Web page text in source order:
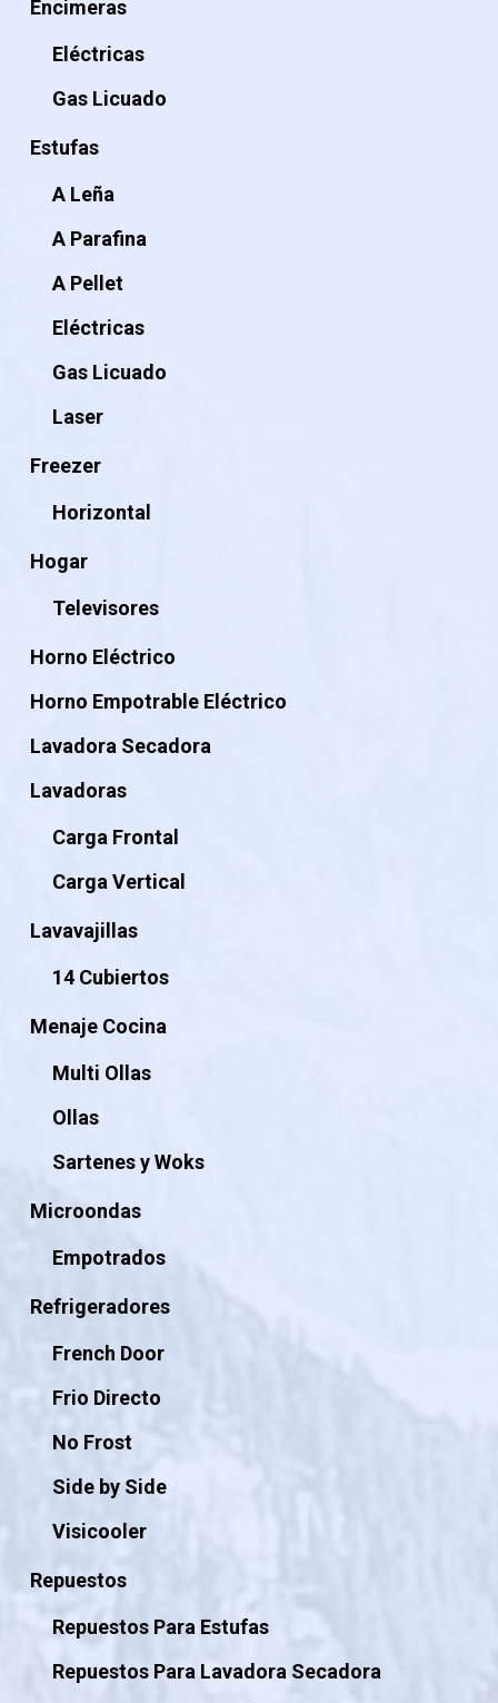
Encimeras
Eléctricas
Gas Licuado
Estufas
A Leña
A Parafina
A Pellet
Eléctricas
Gas Licuado
Laser
Freezer
Horizontal
Hogar
Televisores
Horno Eléctrico
Horno Empotrable Eléctrico
Lavadora Secadora
Lavadoras
Carga Frontal
Carga Vertical
Lavavajillas
14 Cubiertos
Menaje Cocina
Multi Ollas
Ollas
Sartenes y Woks
Microondas
Empotrados
Refrigeradores
French Door
Frio Directo
No Frost
Side by Side
Visicooler
Repuestos
Repuestos Para Estufas
Repuestos Para Lavadora Secadora